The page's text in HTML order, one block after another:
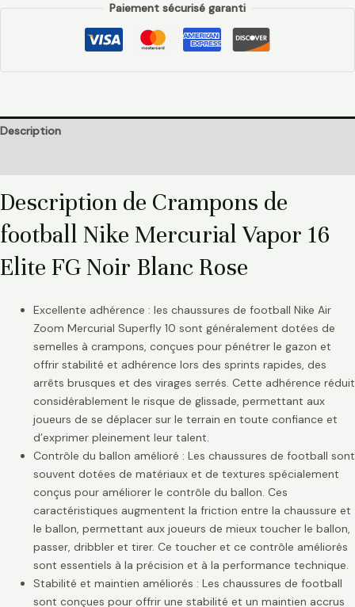
Paiement sécurisé garanti
Description
Description de Crampons de
football Nike Mercurial Vapor 16
Elite FG Noir Blanc Rose
Excellente adhérence : les chaussures de football Nike Air
Zoom Mercurial Superfly 10 sont généralement dotées de
semelles à crampons, conçues pour pénétrer le gazon et
offrir stabilité et adhérence lors des sprints rapides, des
arrêts brusques et des virages serrés. Cette adhérence réduit
considérablement le risque de glissade, permettant aux
joueurs de se déplacer sur le terrain en toute confiance et
d’exprimer pleinement leur talent.
Contrôle du ballon amélioré : Les chaussures de football sont
souvent dotées de matériaux et de textures spécialement
conçus pour améliorer le contrôle du ballon. Ces
caractéristiques augmentent la friction entre la chaussure et
le ballon, permettant aux joueurs de mieux toucher le ballon,
passer, dribbler et tirer. Ce toucher et ce contrôle améliorés
sont essentiels à la précision et à la performance technique.
Stabilité et maintien améliorés : Les chaussures de football
sont conçues pour offrir une stabilité et un maintien accrus